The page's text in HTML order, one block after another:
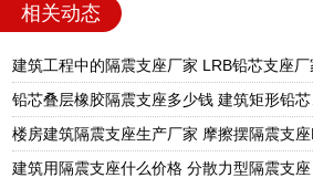
相关动态